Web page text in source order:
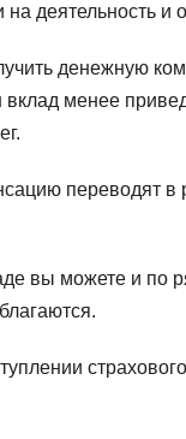
деятельность
денежную
менее
переводят в
вы можете и по